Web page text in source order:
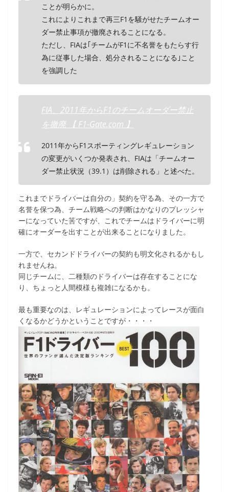
k
ことが明らかに。
これによりこれまで再三F1を騒がせたチームオー
ダー禁止事項が撤廃されることになる。
ただし、FIAは｢チームがF1に不名誉をもたらす行
為に従事した場合、処分されることになる｣こと
を強調した
FIA、2011年からF1のチームオーダー禁止
を撤廃 【 F1-Gate.com 】
2011年からF1スポーティングレギュレーション
の変更がいくつか発表され、FIAは「チームオー
ダー禁止状況（39.1）は削除される」と述べた。
これまでドライバーは自分の」契約を守る為、その一方で
名誉を保つ為、チーム戦略への判断はかなりのプレッシャ
ーになっていた筈ですが、これでチームはドライバーに明
確にオーダーを出すことが出来ることになりました。
一方で、セカンドドライバーの契約も明文化されるかもし
れませんね。
同じチームに、二種類のドライバーは存在することにな
り、ちょっと人間模様も複雑になるかも。
最も重要なのは、レギュレーションによってレースが面白
くなるかどうかということですが・・・・